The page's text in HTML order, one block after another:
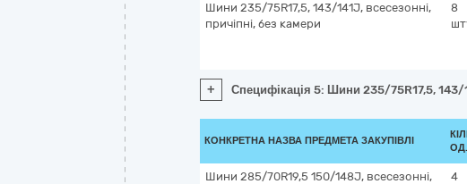
Шини 235/75R17,5, 143/141J, всесезонні,
причіпні, без камери
8
+ Специфікація 5: Шини 235/75R17,5, 143/
КОНКРЕТНА НАЗВА ПРЕДМЕТА ЗАКУПІВЛІ
Шини 285/70R19,5 150/148J, всесезонні,
4